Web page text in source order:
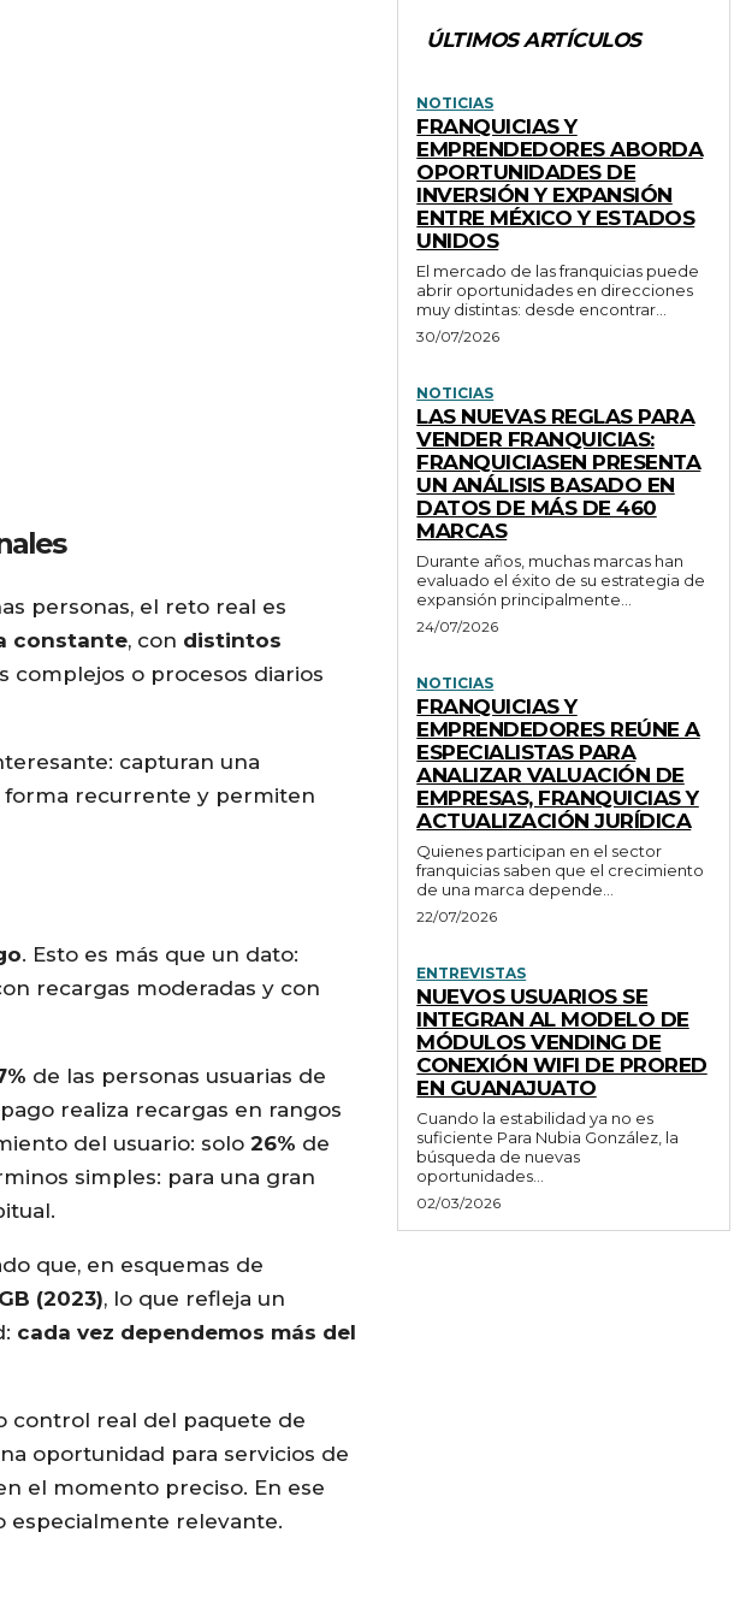
personas, el reto real es
constante, con distintos
complejos o procesos diarios
capturan una
forma recurrente y permiten
. Esto es más que un dato:
recargas moderadas y con
de las personas usuarias de
realiza recargas en rangos
del usuario: solo 26% de
simples: para una gran
que, en esquemas de
(2023), lo que refleja un
cada vez dependemos más del
control real del paquete de
oportunidad para servicios de
el momento preciso. En ese
especialmente relevante.
ÚLTIMOS ARTÍCULOS
NOTICIAS
FRANQUICIAS Y
EMPRENDEDORES ABORDA
OPORTUNIDADES DE
INVERSIÓN Y EXPANSIÓN
ENTRE MÉXICO Y ESTADOS
UNIDOS
El mercado de las franquicias puede
abrir oportunidades en direcciones
muy distintas: desde encontrar...
30/07/2026
NOTICIAS
LAS NUEVAS REGLAS PARA
VENDER FRANQUICIAS:
FRANQUICIASEN PRESENTA
UN ANÁLISIS BASADO EN
DATOS DE MÁS DE 460
MARCAS
Durante años, muchas marcas han
evaluado el éxito de su estrategia de
expansión principalmente...
24/07/2026
NOTICIAS
FRANQUICIAS Y
EMPRENDEDORES REÚNE A
ESPECIALISTAS PARA
ANALIZAR VALUACIÓN DE
EMPRESAS, FRANQUICIAS Y
ACTUALIZACIÓN JURÍDICA
Quienes participan en el sector
franquicias saben que el crecimiento
de una marca depende...
22/07/2026
ENTREVISTAS
NUEVOS USUARIOS SE
INTEGRAN AL MODELO DE
MÓDULOS VENDING DE
CONEXIÓN WIFI DE PRORED
EN GUANAJUATO
Cuando la estabilidad ya no es
suficiente Para Nubia González, la
búsqueda de nuevas
oportunidades...
02/03/2026